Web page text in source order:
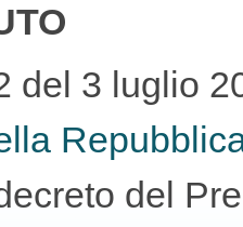
del 3 luglio
del